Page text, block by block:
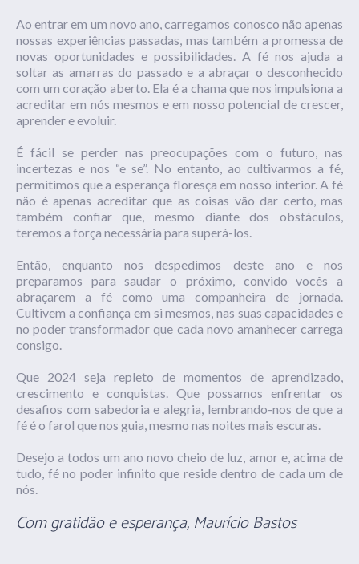
Ao entrar em um novo ano, carregamos conosco não apenas
nossas experiências passadas, mas também a promessa de
novas oportunidades e possibilidades. A fé nos ajuda a
soltar as amarras do passado e a abraçar o desconhecido
com um coração aberto. Ela é a chama que nos impulsiona a
acreditar em nós mesmos e em nosso potencial de crescer,
aprender e evoluir.
É fácil se perder nas preocupações com o futuro, nas
incertezas e nos “e se”. No entanto, ao cultivarmos a fé,
permitimos que a esperança floresça em nosso interior. A fé
não é apenas acreditar que as coisas vão dar certo, mas
também confiar que, mesmo diante dos obstáculos,
teremos a força necessária para superá-los.
Então, enquanto nos despedimos deste ano e nos
preparamos para saudar o próximo, convido vocês a
abraçarem a fé como uma companheira de jornada.
Cultivem a confiança em si mesmos, nas suas capacidades e
no poder transformador que cada novo amanhecer carrega
consigo.
Que 2024 seja repleto de momentos de aprendizado,
crescimento e conquistas. Que possamos enfrentar os
desafios com sabedoria e alegria, lembrando-nos de que a
fé é o farol que nos guia, mesmo nas noites mais escuras.
Desejo a todos um ano novo cheio de luz, amor e, acima de
tudo, fé no poder infinito que reside dentro de cada um de
nós.
Com gratidão e esperança, Maurício Bastos